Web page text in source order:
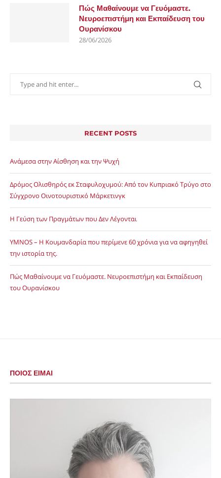
Πώς Μαθαίνουμε να Γευόμαστε.
Νευροεπιστήμη και Εκπαίδευση του
Ουρανίσκου
28/06/2026
RECENT POSTS
Ανάμεσα στην Αίσθηση και την Ψυχή
Δρόμος Ολισθηρός εκ Σταφυλοχυμού: Από τον Κυπριακό Τρύγο στο
Σύγχρονο Οινοτουριστικό Μάρκετινγκ
Η Γεύση των Πραγμάτων που Δεν Λέγονται
YMNOS – Η Κουμανδαρία που περίμενε 60 χρόνια για να αφηγηθεί
την ιστορία της.
Πώς Μαθαίνουμε να Γευόμαστε. Νευροεπιστήμη και Εκπαίδευση
του Ουρανίσκου
ΠΟΙΟΣ ΕΙΜΑΙ